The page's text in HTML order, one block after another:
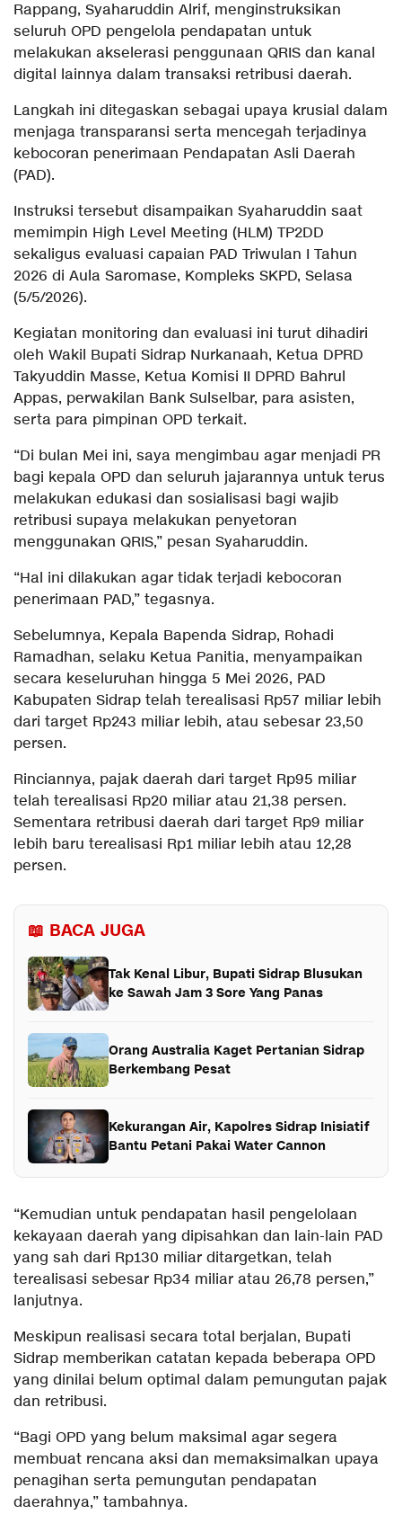
Rappang, Syaharuddin Alrif, menginstruksikan
seluruh OPD pengelola pendapatan untuk
melakukan akselerasi penggunaan QRIS dan kanal
digital lainnya dalam transaksi retribusi daerah.
Langkah ini ditegaskan sebagai upaya krusial dalam
menjaga transparansi serta mencegah terjadinya
kebocoran penerimaan Pendapatan Asli Daerah
(PAD).
Instruksi tersebut disampaikan Syaharuddin saat
memimpin High Level Meeting (HLM) TP2DD
sekaligus evaluasi capaian PAD Triwulan I Tahun
2026 di Aula Saromase, Kompleks SKPD, Selasa
(5/5/2026).
Kegiatan monitoring dan evaluasi ini turut dihadiri
oleh Wakil Bupati Sidrap Nurkanaah, Ketua DPRD
Takyuddin Masse, Ketua Komisi II DPRD Bahrul
Appas, perwakilan Bank Sulselbar, para asisten,
serta para pimpinan OPD terkait.
“Di bulan Mei ini, saya mengimbau agar menjadi PR
bagi kepala OPD dan seluruh jajarannya untuk terus
melakukan edukasi dan sosialisasi bagi wajib
retribusi supaya melakukan penyetoran
menggunakan QRIS,” pesan Syaharuddin.
“Hal ini dilakukan agar tidak terjadi kebocoran
penerimaan PAD,” tegasnya.
Sebelumnya, Kepala Bapenda Sidrap, Rohadi
Ramadhan, selaku Ketua Panitia, menyampaikan
secara keseluruhan hingga 5 Mei 2026, PAD
Kabupaten Sidrap telah terealisasi Rp57 miliar lebih
dari target Rp243 miliar lebih, atau sebesar 23,50
persen.
Rinciannya, pajak daerah dari target Rp95 miliar
telah terealisasi Rp20 miliar atau 21,38 persen.
Sementara retribusi daerah dari target Rp9 miliar
lebih baru terealisasi Rp1 miliar lebih atau 12,28
persen.
📖 BACA JUGA
Tak Kenal Libur, Bupati Sidrap Blusukan
ke Sawah Jam 3 Sore Yang Panas
Orang Australia Kaget Pertanian Sidrap
Berkembang Pesat
Kekurangan Air, Kapolres Sidrap Inisiatif
Bantu Petani Pakai Water Cannon
“Kemudian untuk pendapatan hasil pengelolaan
kekayaan daerah yang dipisahkan dan lain-lain PAD
yang sah dari Rp130 miliar ditargetkan, telah
terealisasi sebesar Rp34 miliar atau 26,78 persen,”
lanjutnya.
Meskipun realisasi secara total berjalan, Bupati
Sidrap memberikan catatan kepada beberapa OPD
yang dinilai belum optimal dalam pemungutan pajak
dan retribusi.
“Bagi OPD yang belum maksimal agar segera
membuat rencana aksi dan memaksimalkan upaya
penagihan serta pemungutan pendapatan
daerahnya,” tambahnya.